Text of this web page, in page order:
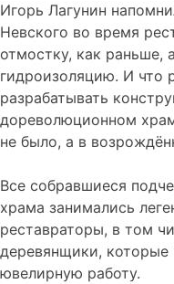
Игорь Лагунин
Невского во время
отмостку, как раньше,
гидроизоляцию. И что
разрабатывать
дореволюционном
не было, а в
Все собравшиеся
храма занимались
реставраторы, в том
деревянщики, которые
ювелирную работу.